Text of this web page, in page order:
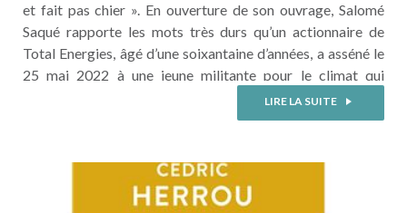
et fait pas chier ». En ouverture de son ouvrage, Salomé
Saqué rapporte les mots très durs qu’un actionnaire de
Total Energies, âgé d’une soixantaine d’années, a asséné le
25 mai 2022 à une jeune militante pour le climat qui
bloquait l’entrée de l’assemblée générale du groupe pour
en dénoncer les activités climaticides. Cet épisode, relayé
la crise écologique est en train de ...
LIRE LA SUITE